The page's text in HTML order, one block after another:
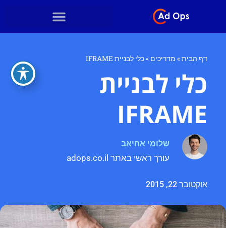
דף הבית» מדריכים »כלי לבניית IFRAME
כלי לבניית
IFRAME
שלומי אחיאב
עורך ראשי באתר adops.co.il
אוקטובר 22, 2015